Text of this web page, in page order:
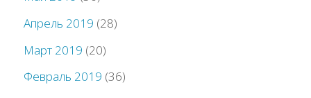
Апрель 2019 (28)
Март 2019 (20)
Февраль 2019 (36)